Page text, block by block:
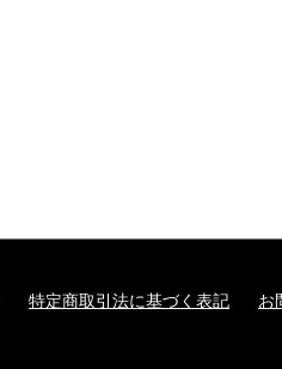
特定商取引法に基づく表記 お